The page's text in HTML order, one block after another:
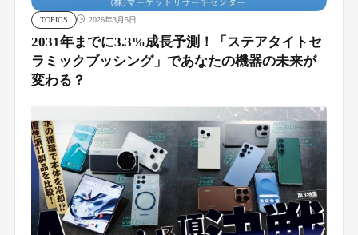
TOPICS 2026年3月5日
2031年までに3.3%成長予測！「ステアタイトセ
ラミックブッシング」であなたの機器の未来が
変わる？